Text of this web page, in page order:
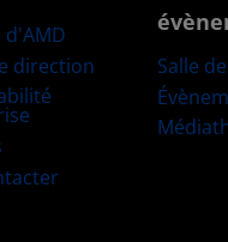
direction
Salle